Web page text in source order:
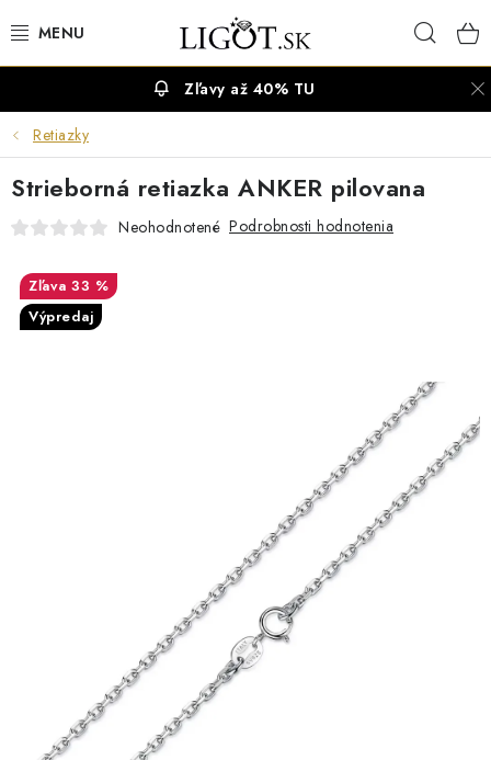
na
NÁUŠNICE
PRSTENE
Doprava a platba Vrátenie, výmena, reklamácia
Obchodné podmienky
Ochrana súkromia
Zľavy až 40% TU
Retiazky
Strieborná retiazka ANKER pilovana
Neohodnotené Podrobnosti hodnotenia
33 %
Výpredaj